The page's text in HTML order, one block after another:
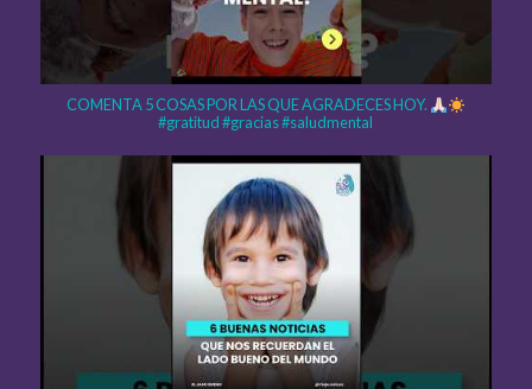
COMENTA 5 COSAS POR LAS QUE AGRADECES HOY.
#gratitud #gracias #saludmental